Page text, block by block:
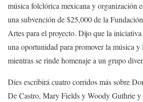
música folclórica mexicana y organización
una subvención de $25,000 de la
Artes para el proyecto. Dijo que la
una oportunidad para promover la música y
mientras se rinde homenaje a un grupo
Díes escribirá cuatro corridos más sobre
De Castro, Mary Fields y Woody Guthrie y